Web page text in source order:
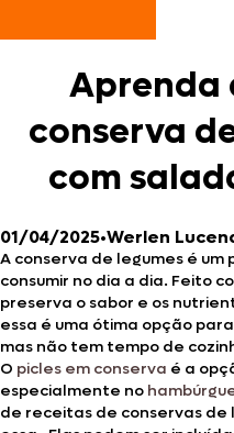
Aprenda
conserva
com
01/04/2025•Werlen
A conserva de legumes é
consumir no dia a dia. Feito
preserva o sabor e os
essa é uma ótima opção
mas não tem tempo de
O picles em conserva é a
especialmente no
de receitas de conservas